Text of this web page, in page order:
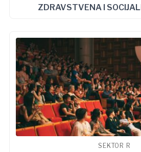
ZDRAVSTVENA I
SEKTOR R